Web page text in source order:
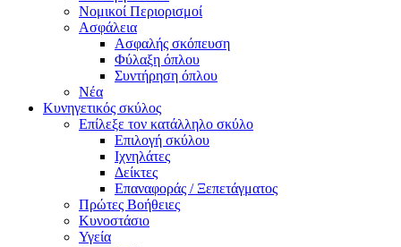
Νομικοί Περιορισμοί
Ασφάλεια
Ασφαλής σκόπευση
Φύλαξη όπλου
Συντήρηση όπλου
Νέα
Κυνηγετικός σκύλος
Επίλεξε τον κατάλληλο σκύλο
Επιλογή σκύλου
Ιχνηλάτες
Δείκτες
Επαναφοράς / Ξεπετάγματος
Πρώτες Βοήθειες
Κυνοστάσιο
Υγεία